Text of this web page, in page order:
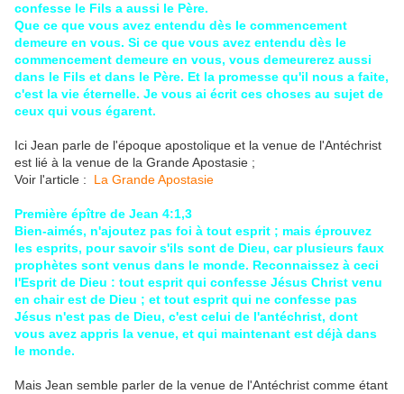
confesse le Fils a aussi le Père.
Que ce que vous avez entendu dès le commencement
demeure en vous. Si ce que vous avez entendu dès le
commencement demeure en vous, vous demeurerez aussi
dans le Fils et dans le Père. Et la promesse qu'il nous a faite,
c'est la vie éternelle. Je vous ai écrit ces choses au sujet de
ceux qui vous égarent.
Ici Jean parle de l'époque apostolique et la venue de l'Antéchrist
est lié à la venue de la Grande Apostasie ;
Voir l'article : La Grande Apostasie
Première épître de Jean 4:1,3
Bien-aimés, n'ajoutez pas foi à tout esprit ; mais éprouvez
les esprits, pour savoir s'ils sont de Dieu, car plusieurs faux
prophètes sont venus dans le monde. Reconnaissez à ceci
l'Esprit de Dieu : tout esprit qui confesse Jésus Christ venu
en chair est de Dieu ; et tout esprit qui ne confesse pas
Jésus n'est pas de Dieu, c'est celui de l'antéchrist, dont
vous avez appris la venue, et qui maintenant est déjà dans
le monde.
Mais Jean semble parler de la venue de l'Antéchrist comme étant